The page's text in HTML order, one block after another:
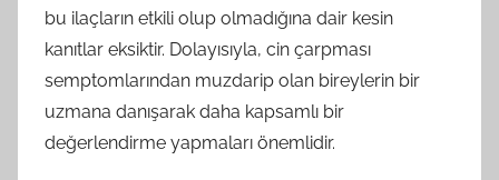
bu ilaçların etkili olup olmadığına dair kesin
kanıtlar eksiktir. Dolayısıyla, cin çarpması
semptomlarından muzdarip olan bireylerin bir
uzmana danışarak daha kapsamlı bir
değerlendirme yapmaları önemlidir.